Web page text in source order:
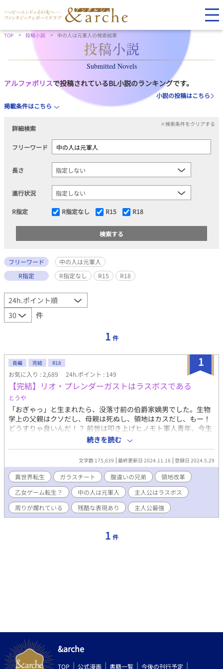
TOP 投稿小説 中の人は元軍人の検索結果
Submitted Novels
アルファポリスで投稿されているBL小説のランキングです。
小説の投稿はこちら
掲載条件はこちら
詳細検索
×検索条件をクリアする
フリーワード
長さ
進行状況
R指定 R指定なし R15 R18
フリーワード
中の人は元軍人
R指定
R指定なし R15 R18
件
1 件
1
長編 完結 R18
お気に入り : 2,689 24h.ポイント : 149
【完結】リオ・プレンダーガストはラスボスである
とうや
「おぎゃっ」と生まれたら、没落寸前の伯爵家嫡男でした。生物
学上の父親はクソだし、母親は死ぬし、領地はカスだし、もー！
どうすりゃ良いんだ！？ 前世は叩き上げヒノモト軍人青年、今生
は天使のような美少年の主人公が、自分ではしょぼいと思ってる
ガラスチートで頑張ります。 基本は兄(腹違い)×弟(主人)。
******************** ATTENTION ********************
＊ 閲覧、ブクマ、いいね、感想、エール、ありがとうございま
す！励みになります！ ＊ 誤字脱字報告、ありがとうございま
す！感想が入ってなければ修正してそっと削除します。 ＊ 美オ
ッサン×ゴツいオッサンとかあります。笑って許せる方のみお願
いします。 ＊ ガラス知識は意外といい加減です。ツッコミ不要
で。
続きを読む
文字数 175,639 最終更新日 2024.11.16 登録日 2024.5.29
異世界転生 ガラスチート 腹違いの兄弟
領地改革
乙女ゲーム転生？
中の人は元軍人
主人公はラスボス
周りが爛れている
残酷な表現あり 主人公最強
1 件
&arche
TOP 公式漫画 書籍一覧 今後の刊行予定